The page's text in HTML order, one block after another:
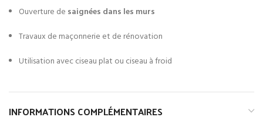
Ouverture de saignées dans les murs
Travaux de maçonnerie et de rénovation
Utilisation avec ciseau plat ou ciseau à froid
INFORMATIONS COMPLÉMENTAIRES